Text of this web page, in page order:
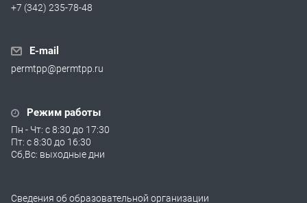
+7 (342) 235-78-48
E-mail
permtpp@permtpp.ru
Режим работы
Пн - Чт: с 8:30 до 17:30
Пт: с 8:30 до 16:30
Сб,Вс: выходные дни
Сведения об образовательной организации